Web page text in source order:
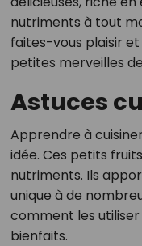
nutriments à tout
faites-vous plaisir
petites merveilles
Astuces
Apprendre à
idée. Ces petits
nutriments. Ils
unique à de
comment les
bienfaits.